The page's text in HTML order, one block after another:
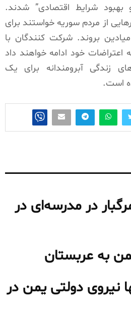
بهبود شرایط اقتصادی” شدند.
از مردم سوریه خواستند برای
بروند. شرکت کنندگان با
اعتراضات خود ادامه خواهند داد
زندگی آبرومندانه برای یک
است.
در مدرسه‌ای در
به عربستان
دولتی یمن در